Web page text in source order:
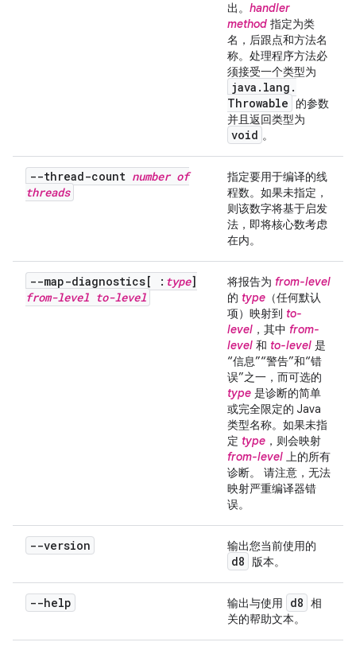
出。 handler
method 指定为类
名，后跟点和方法名
称。处理程序方法必
须接受一个类型为
java . lang .
Throwable
的参数
并且返回类型为
void 。
--thread-count number of
threads
指定要用于编译的线
程数。如果未指定，
则该数字将基于启发
法，即将核心数考虑
在内。
--map-diagnostics[ : type]
from-level to-level
将报告为 from-level
的 type （任何默认
项）映射到 to-
level ，其中 from-
level 和 to-level 是
“信息”“警告”和“错
误”之一，而可选的
type 是诊断的简单
或完全限定的 Java
类型名称。如果未指
定 type ，则会映射
from-level 上的所有
诊断。 请注意，无法
映射严重编译器错
误。
--version 输出您当前使用的
d8 版本。
--help 输出与使用 d8 相
关的帮助文本。